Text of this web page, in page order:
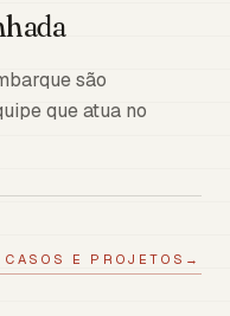
são
que atua no
CASOS E PROJETOS →